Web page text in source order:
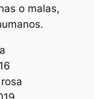
o malas,